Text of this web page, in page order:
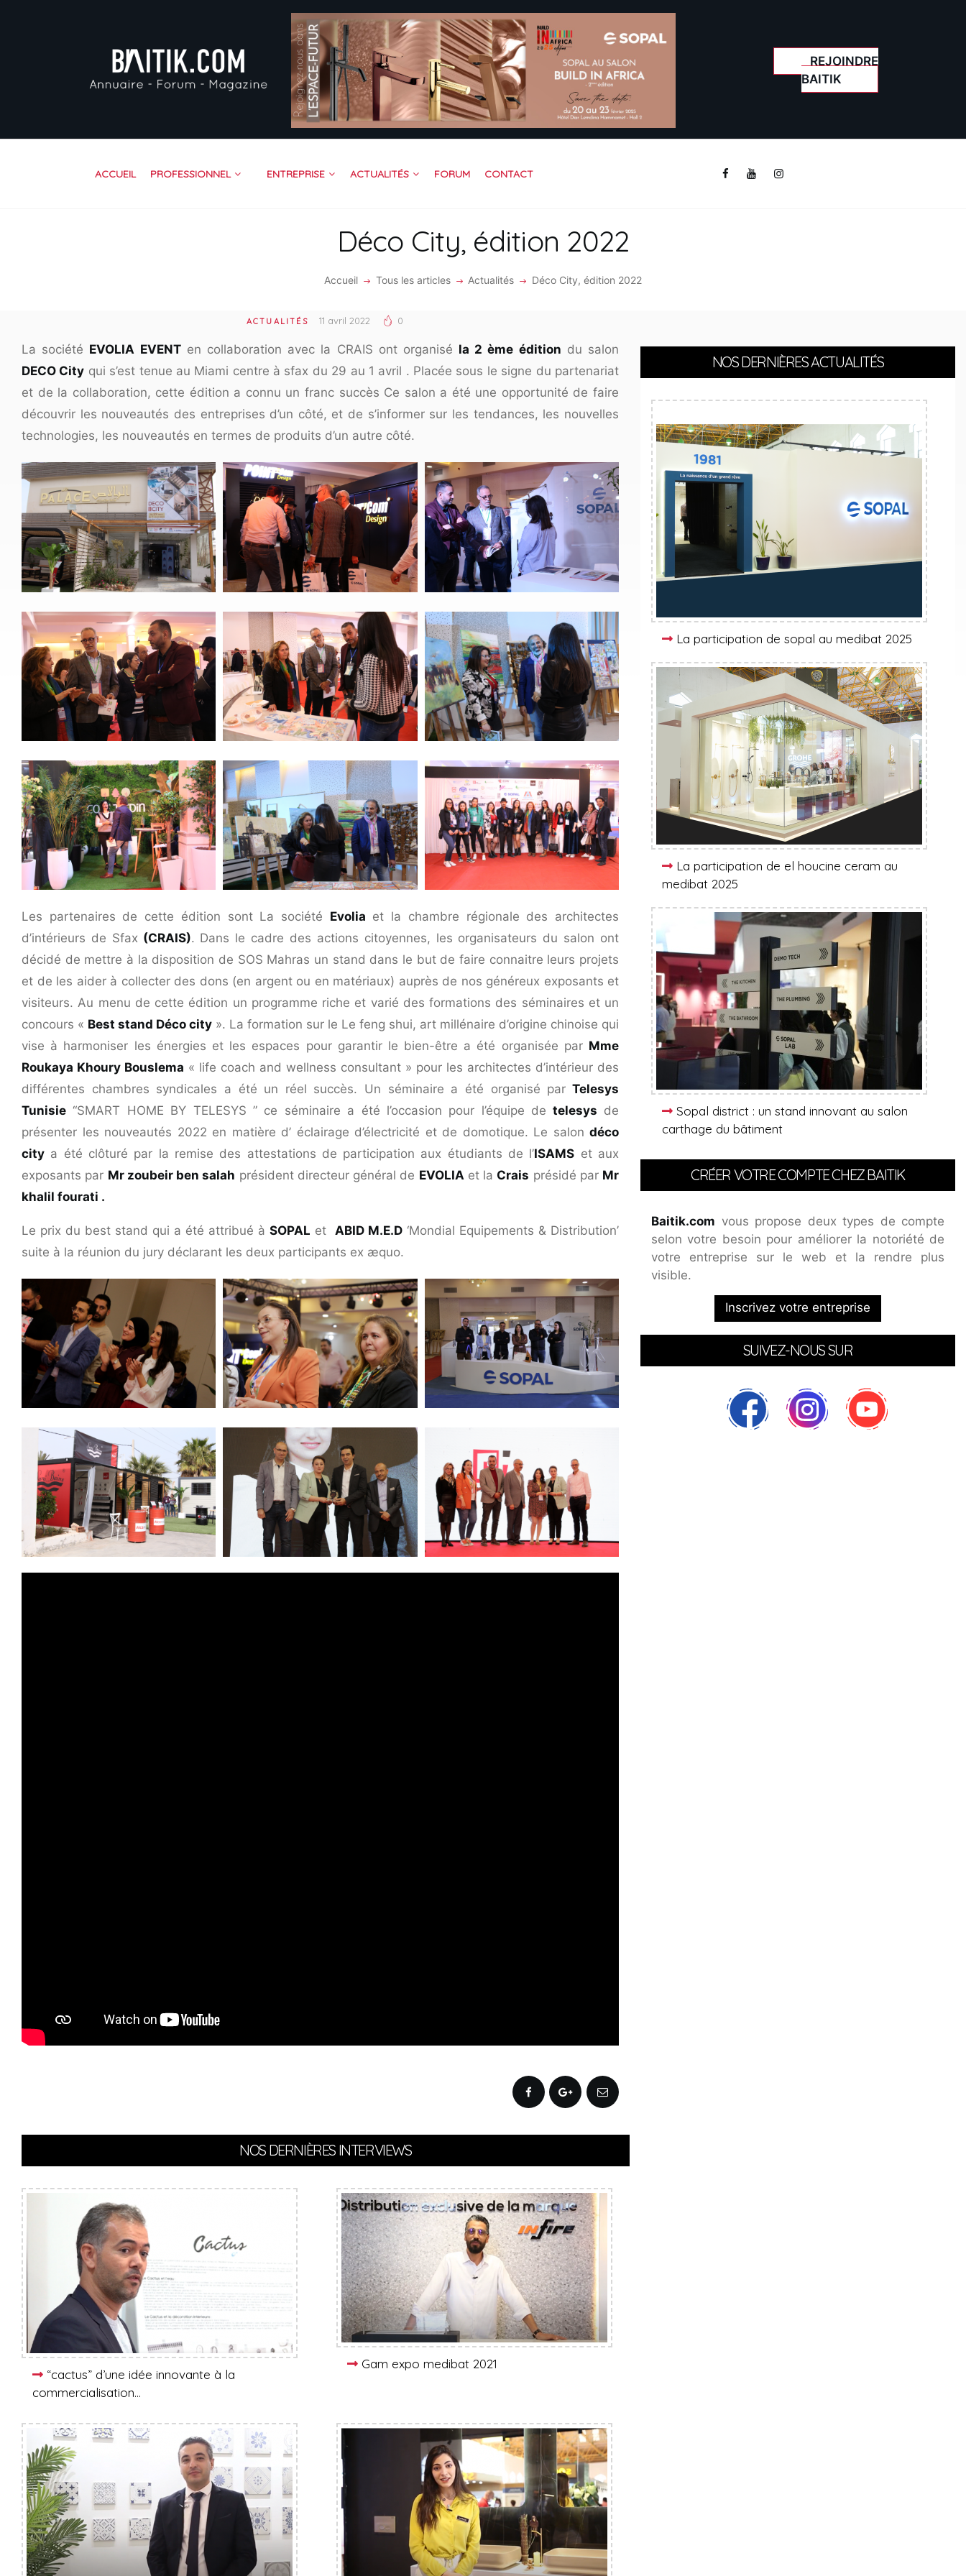
REJOINDRE
BAITIK
ACCUEIL PROFESSIONNEL ENTREPRISE ACTUALITÉS FORUM CONTACT
Déco City, édition 2022
Accueil Tous les articles Actualités Déco City, édition 2022
ACCUEIL
PROFESSIONNEL
ENTREPRISE
VIDÉOS
FORUM
REJOINDRE BAITIK
ACTUALITÉS 11 avril 2022 0
La société EVOLIA EVENTen collaboration avec la CRAIS ont organisé la 2 ème édition du salon
DECO City qui s’est tenue au Miami centre à sfax du 29 au 1 avril . Placée sous le signe du partenariat
et de la collaboration, cette édition a connu un franc succès Ce salon a été une opportunité de faire
découvrir les nouveautés des entreprises d’un côté, et de s’informer sur les tendances, les nouvelles
technologies, les nouveautés en termes de produits d’un autre côté.
Les partenaires de cette édition sont La société Evolia et la chambre régionale des architectes
d’intérieurs de Sfax (CRAIS). Dans le cadre des actions citoyennes, les organisateurs du salon ont
décidé de mettre à la disposition de SOS Mahras un stand dans le but de faire connaitre leurs projets
et de les aider à collecter des dons (en argent ou en matériaux) auprès de nos généreux exposants et
visiteurs. Au menu de cette édition un programme riche et varié des formations des séminaires et un
concours « Best stand Déco city ». La formation sur le Le feng shui, art millénaire d’origine chinoise qui
vise à harmoniser les énergies et les espaces pour garantir le bien-être a été organisée par Mme
Roukaya Khoury Bouslema « life coach and wellness consultant » pour les architectes d’intérieur des
différentes chambres syndicales a été un réel succès. Un séminaire a été organisé par Telesys
Tunisie “SMART HOME BY TELESYS ” ce séminaire a été l’occasion pour l’équipe de telesys de
présenter les nouveautés 2022 en matière d’ éclairage d’électricité et de domotique. Le salon déco
city a été clôturé par la remise des attestations de participation aux étudiants de l’ISAMS et aux
exposants par Mr zoubeir ben salah président directeur général de EVOLIAet laCrais présidé par Mr
khalil fourati .
Le prix du best stand qui a été attribué à SOPAL et ABID M.E.D ‘Mondial Equipements & Distribution’
suite à la réunion du jury déclarant les deux participants ex æquo.
NOS DERNIÈRES INTERVIEWS
“cactus” d’une idée innovante à la
commercialisation…
Gam expo medibat 2021
NOS DERNIÈRES ACTUALITÉS
La participation de sopal au medibat 2025
La participation de el houcine ceram au
medibat 2025
Sopal district : un stand innovant au salon
carthage du bâtiment
CRÉER VOTRE COMPTE CHEZ BAITIK
Baitik.com vous propose deux types de compte
selon votre besoin pour améliorer la notoriété de
votre entreprise sur le web et la rendre plus
visible.
Inscrivez votre entreprise
SUIVEZ-NOUS SUR